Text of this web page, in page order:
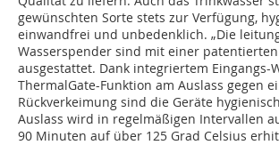
gewünschten Sorte stets zur Verfügung,
einwandfrei und unbedenklich. „Die
Wasserspender sind mit einer
ausgestattet. Dank integriertem Eingangs-
ThermalGate-Funktion am Auslass gegen
Rückverkeimung sind die Geräte
Auslass wird in regelmäßigen Intervallen
90 Minuten auf über 125 Grad Celsius